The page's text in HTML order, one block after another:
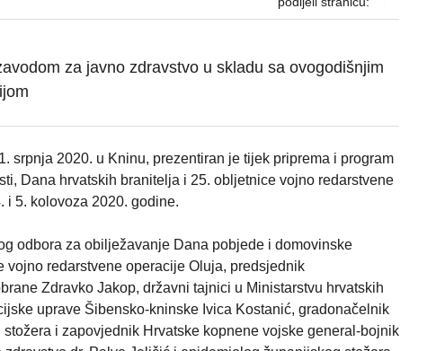
za javno zdravstvo u skladu sa ovogodišnjim
srpnja 2020. u Kninu, prezentiran je tijek priprema i program
Dana hrvatskih branitelja i 25. obljetnice vojno redarstvene
i 5. kolovoza 2020. godine.
odbora za obilježavanje Dana pobjede i domovinske
redarstvene operacije Oluja, predsjednik
Zdravko Jakop, državni tajnici u Ministarstvu hrvatskih
uprave Šibensko-kninske Ivica Kostanić, gradonačelnik
i zapovjednik Hrvatske kopnene vojske general-bojnik